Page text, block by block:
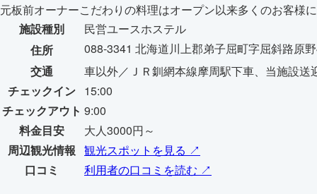
元板前オーナーこだわりの料理はオープン以来多くのお客様
施設種別
民営ユースホステル
住所
088-3341 北海道川上郡弟子屈町字屈斜路原
交通
車以外／ＪＲ釧網本線摩周駅下車、当施設送
チェックイン 15:00
チェックアウト 9:00
料金目安
大人3000円～
周辺観光情報 観光スポットを見る ↗
口コミ
利用者の口コミを読む ↗